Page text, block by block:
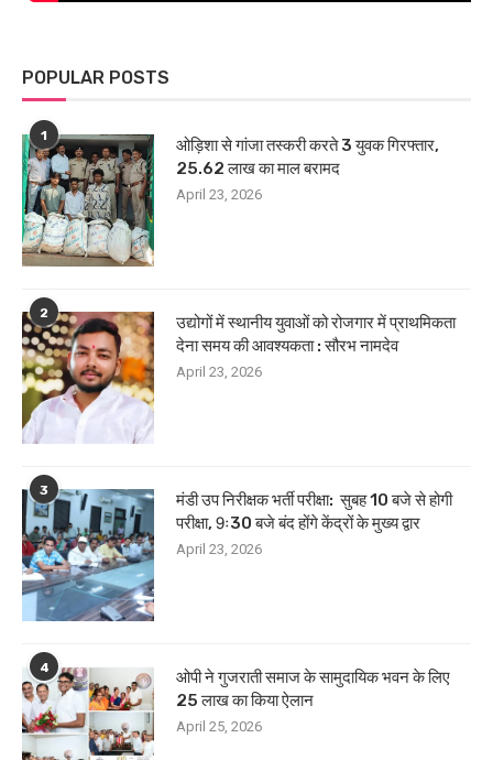
POPULAR POSTS
1
ओड़िशा से गांजा तस्करी करते 3 युवक गिरफ्तार,
25.62 लाख का माल बरामद
April 23, 2026
2
उद्योगों में स्थानीय युवाओं को रोजगार में प्राथमिकता
देना समय की आवश्यकता : सौरभ नामदेव
April 23, 2026
3
मंडी उप निरीक्षक भर्ती परीक्षा: सुबह 10 बजे से होगी
परीक्षा, 9ः30 बजे बंद होंगे केंद्रों के मुख्य द्वार
April 23, 2026
4
ओपी ने गुजराती समाज के सामुदायिक भवन के लिए
25 लाख का किया ऐलान
April 25, 2026